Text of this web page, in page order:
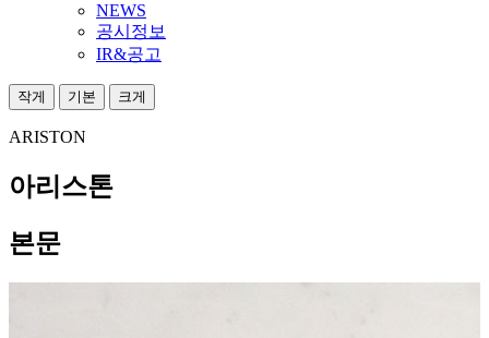
NEWS
공시정보
IR&공고
작게 기본 크게
ARISTON
아리스톤
본문